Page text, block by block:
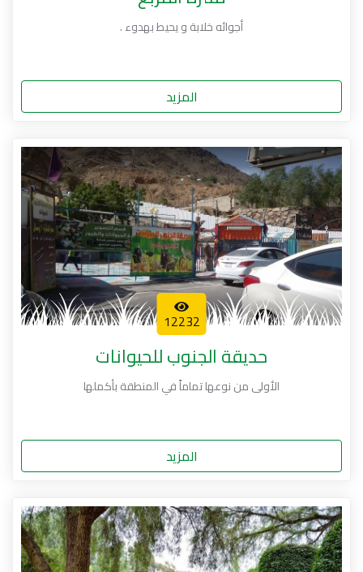
أجوائه خلابة و يحيط بهدوء .
المزيد
12232
حديقة الجنوب للحيوانات
الأولى من نوعها تماماً في المنطقة بأكملها
المزيد